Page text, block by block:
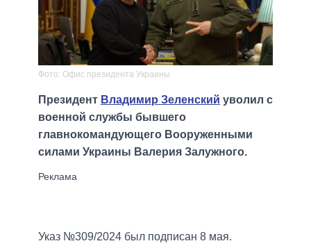
Фото: Офис президента Украины
Президент Владимир Зеленский уволил с
военной службы бывшего
главнокомандующего Вооруженными
силами Украины Валерия Залужного.
Указ №309/2024 был подписан 8 мая.